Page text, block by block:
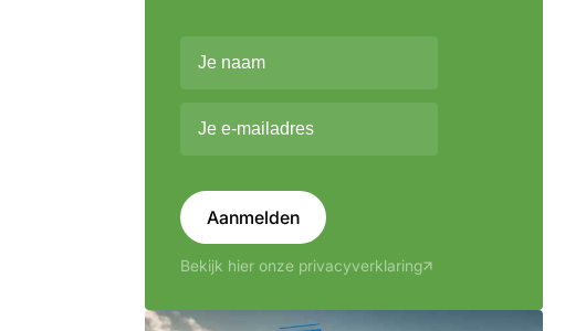
Aanmelden
Bekijk hier onze privacyverklaring